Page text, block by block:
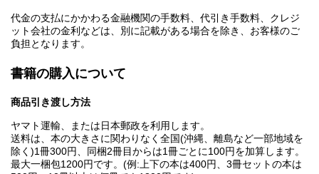
代金の支払にかかわる金融機関の手数料、代引き手数料、クレジ
ット会社の金利などは、別に記載がある場合を除き、お客様のご
負担となります。
書籍の購入について
商品引き渡し方法
ヤマト運輸、または日本郵政を利用します。
送料は、本の大きさに関わりなく全国(沖縄、離島など一部地域を
除く)1冊300円、同梱2冊目からは1冊ごとに100円を加算します。
最大一梱包1200円です。(例:上下の本は400円、3冊セットの本は